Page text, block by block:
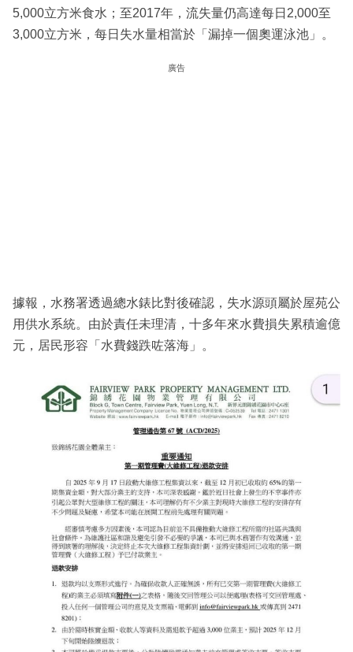
5,000立方米食水；至2017年，流失量仍高達每日2,000至
3,000立方米，每日失水量相當於「漏掉一個奧運泳池」。
廣告
據報，水務署透過總水錶比對後確認，失水源頭屬於屋苑公
用供水系統。由於責任未理清，十多年來水費損失累積逾億
元，居民形容「水費錢跌咗落海」。